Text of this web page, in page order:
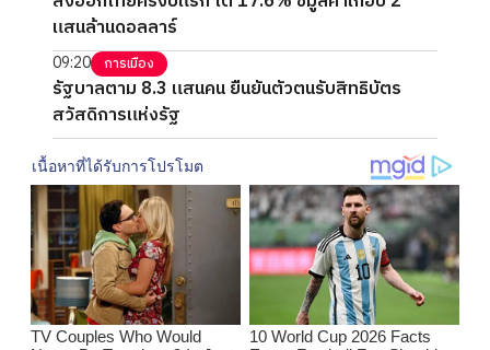
แสนล้านดอลลาร์
09:20 การเมือง
รัฐบาลตาม 8.3 แสนคน ยืนยันตัวตนรับสิทธิบัตร
สวัสดิการแห่งรัฐ